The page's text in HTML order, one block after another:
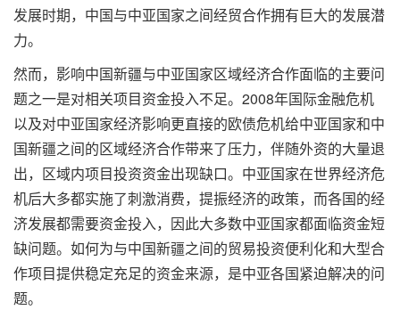
发展时期，中国与中亚国家之间经贸合作拥有巨大的发展潜
力。
然而，影响中国新疆与中亚国家区域经济合作面临的主要问
题之一是对相关项目资金投入不足。2008年国际金融危机
以及对中亚国家经济影响更直接的欧债危机给中亚国家和中
国新疆之间的区域经济合作带来了压力，伴随外资的大量退
出，区域内项目投资资金出现缺口。中亚国家在世界经济危
机后大多都实施了刺激消费，提振经济的政策，而各国的经
济发展都需要资金投入，因此大多数中亚国家都面临资金短
缺问题。如何为与中国新疆之间的贸易投资便利化和大型合
作项目提供稳定充足的资金来源，是中亚各国紧迫解决的问
题。